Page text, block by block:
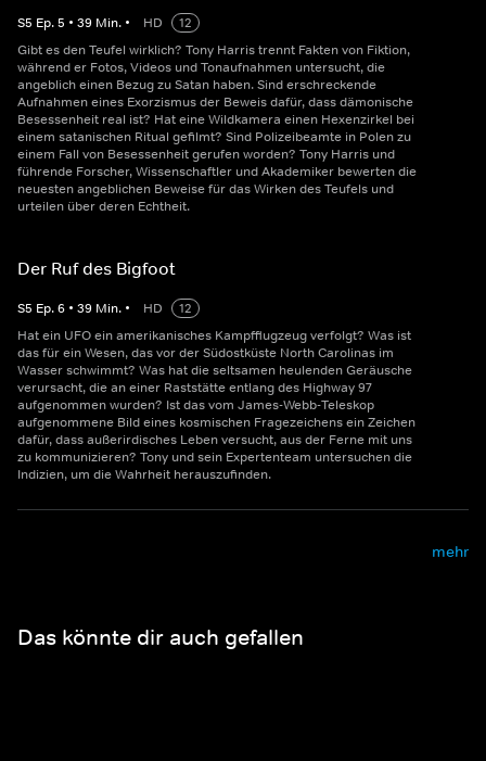
S5 Ep.5 • 39 Min. • HD
12
Gibt es den Teufel wirklich? Tony Harris trennt Fakten von Fiktion,
während er Fotos, Videos und Tonaufnahmen untersucht, die
angeblich einen Bezug zu Satan haben. Sind erschreckende
Aufnahmen eines Exorzismus der Beweis dafür, dass dämonische
Besessenheit real ist? Hat eine Wildkamera einen Hexenzirkel bei
einem satanischen Ritual gefilmt? Sind Polizeibeamte in Polen zu
einem Fall von Besessenheit gerufen worden? Tony Harris und
führende Forscher, Wissenschaftler und Akademiker bewerten die
neuesten angeblichen Beweise für das Wirken des Teufels und
urteilen über deren Echtheit.
Der Ruf des Bigfoot
S5 Ep.6 • 39 Min. • HD
12
Hat ein UFO ein amerikanisches Kampfflugzeug verfolgt? Was ist
das für ein Wesen, das vor der Südostküste North Carolinas im
Wasser schwimmt? Was hat die seltsamen heulenden Geräusche
verursacht, die an einer Raststätte entlang des Highway 97
aufgenommen wurden? Ist das vom James-Webb-Teleskop
aufgenommene Bild eines kosmischen Fragezeichens ein Zeichen
dafür, dass außerirdisches Leben versucht, aus der Ferne mit uns
zu kommunizieren? Tony und sein Expertenteam untersuchen die
Indizien, um die Wahrheit herauszufinden.
mehr
Das könnte dir auch gefallen